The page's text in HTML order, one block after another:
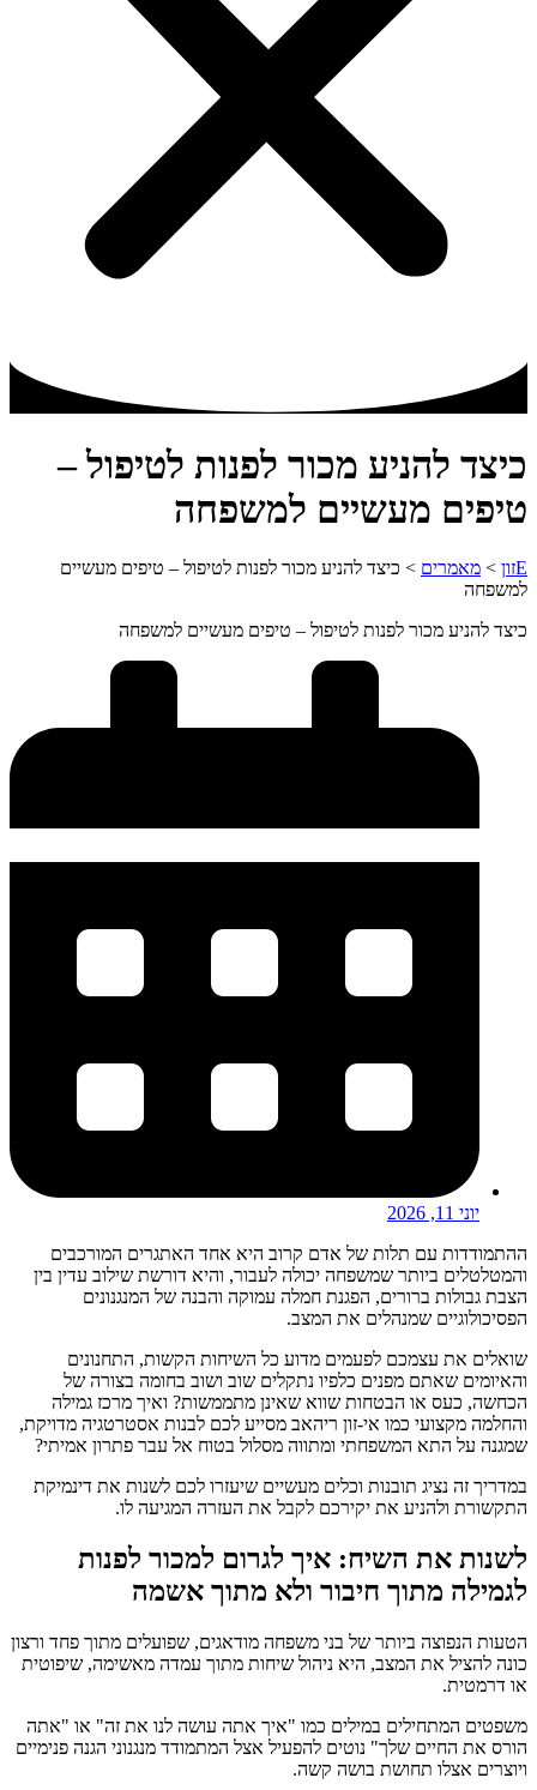
כיצד להניע מכור לפנות לטיפול –
טיפים מעשיים למשפחה
Eזון > מאמרים > כיצד להניע מכור לפנות לטיפול – טיפים מעשיים
למשפחה
כיצד להניע מכור לפנות לטיפול – טיפים מעשיים למשפחה
יוני 11, 2026
ההתמודדות עם תלות של אדם קרוב היא אחד האתגרים המורכבים
והמטלטלים ביותר שמשפחה יכולה לעבור, והיא דורשת שילוב עדין בין
הצבת גבולות ברורים, הפגנת חמלה עמוקה והבנה של המנגנונים
הפסיכולוגיים שמנהלים את המצב.
שואלים את עצמכם לפעמים מדוע כל השיחות הקשות, התחנונים
והאיומים שאתם מפנים כלפיו נתקלים שוב ושוב בחומה בצורה של
הכחשה, כעס או הבטחות שווא שאינן מתממשות? ואיך מרכז גמילה
והחלמה מקצועי כמו אי-זון ריהאב מסייע לכם לבנות אסטרטגיה מדויקת,
שמגנה על התא המשפחתי ומתווה מסלול בטוח אל עבר פתרון אמיתי?
במדריך זה נציג תובנות וכלים מעשיים שיעזרו לכם לשנות את דינמיקת
התקשורת ולהניע את יקירכם לקבל את העזרה המגיעה לו.
לשנות את השיח: איך לגרום למכור לפנות
לגמילה מתוך חיבור ולא מתוך אשמה
הטעות הנפוצה ביותר של בני משפחה מודאגים, שפועלים מתוך פחד ורצון
כונה להציל את המצב, היא ניהול שיחות מתוך עמדה מאשימה, שיפוטית
או דרמטית.
משפטים המתחילים במילים כמו "איך אתה עושה לנו את זה" או "אתה
הורס את החיים שלך" נוטים להפעיל אצל המתמודד מנגנוני הגנה פנימיים
ויוצרים אצלו תחושת בושה קשה.